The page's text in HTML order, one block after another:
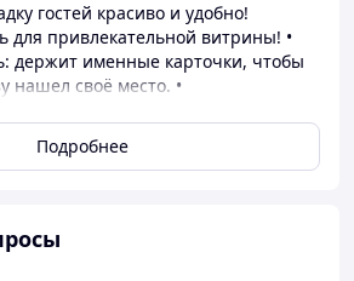
гостей красиво и удобно!
для привлекательной витрины! •
держит именные карточки, чтобы
нашел своё место. •
формата A7 A5. • Материалы:
цвета • Стилистика: подходит для
ужины, юбилеи, корпоративы
презентации Закажите
Подробнее